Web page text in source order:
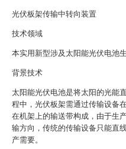
光伏板架传输中转向装置
技术领域
本实用新型涉及太阳能光伏电池
背景技术
太阳能光伏电池是将太阳的光能
程中，光伏板架需通过传输设备
在机架上的输送带构成，由于生
输方向，传统的传输设备只能直
产需要。